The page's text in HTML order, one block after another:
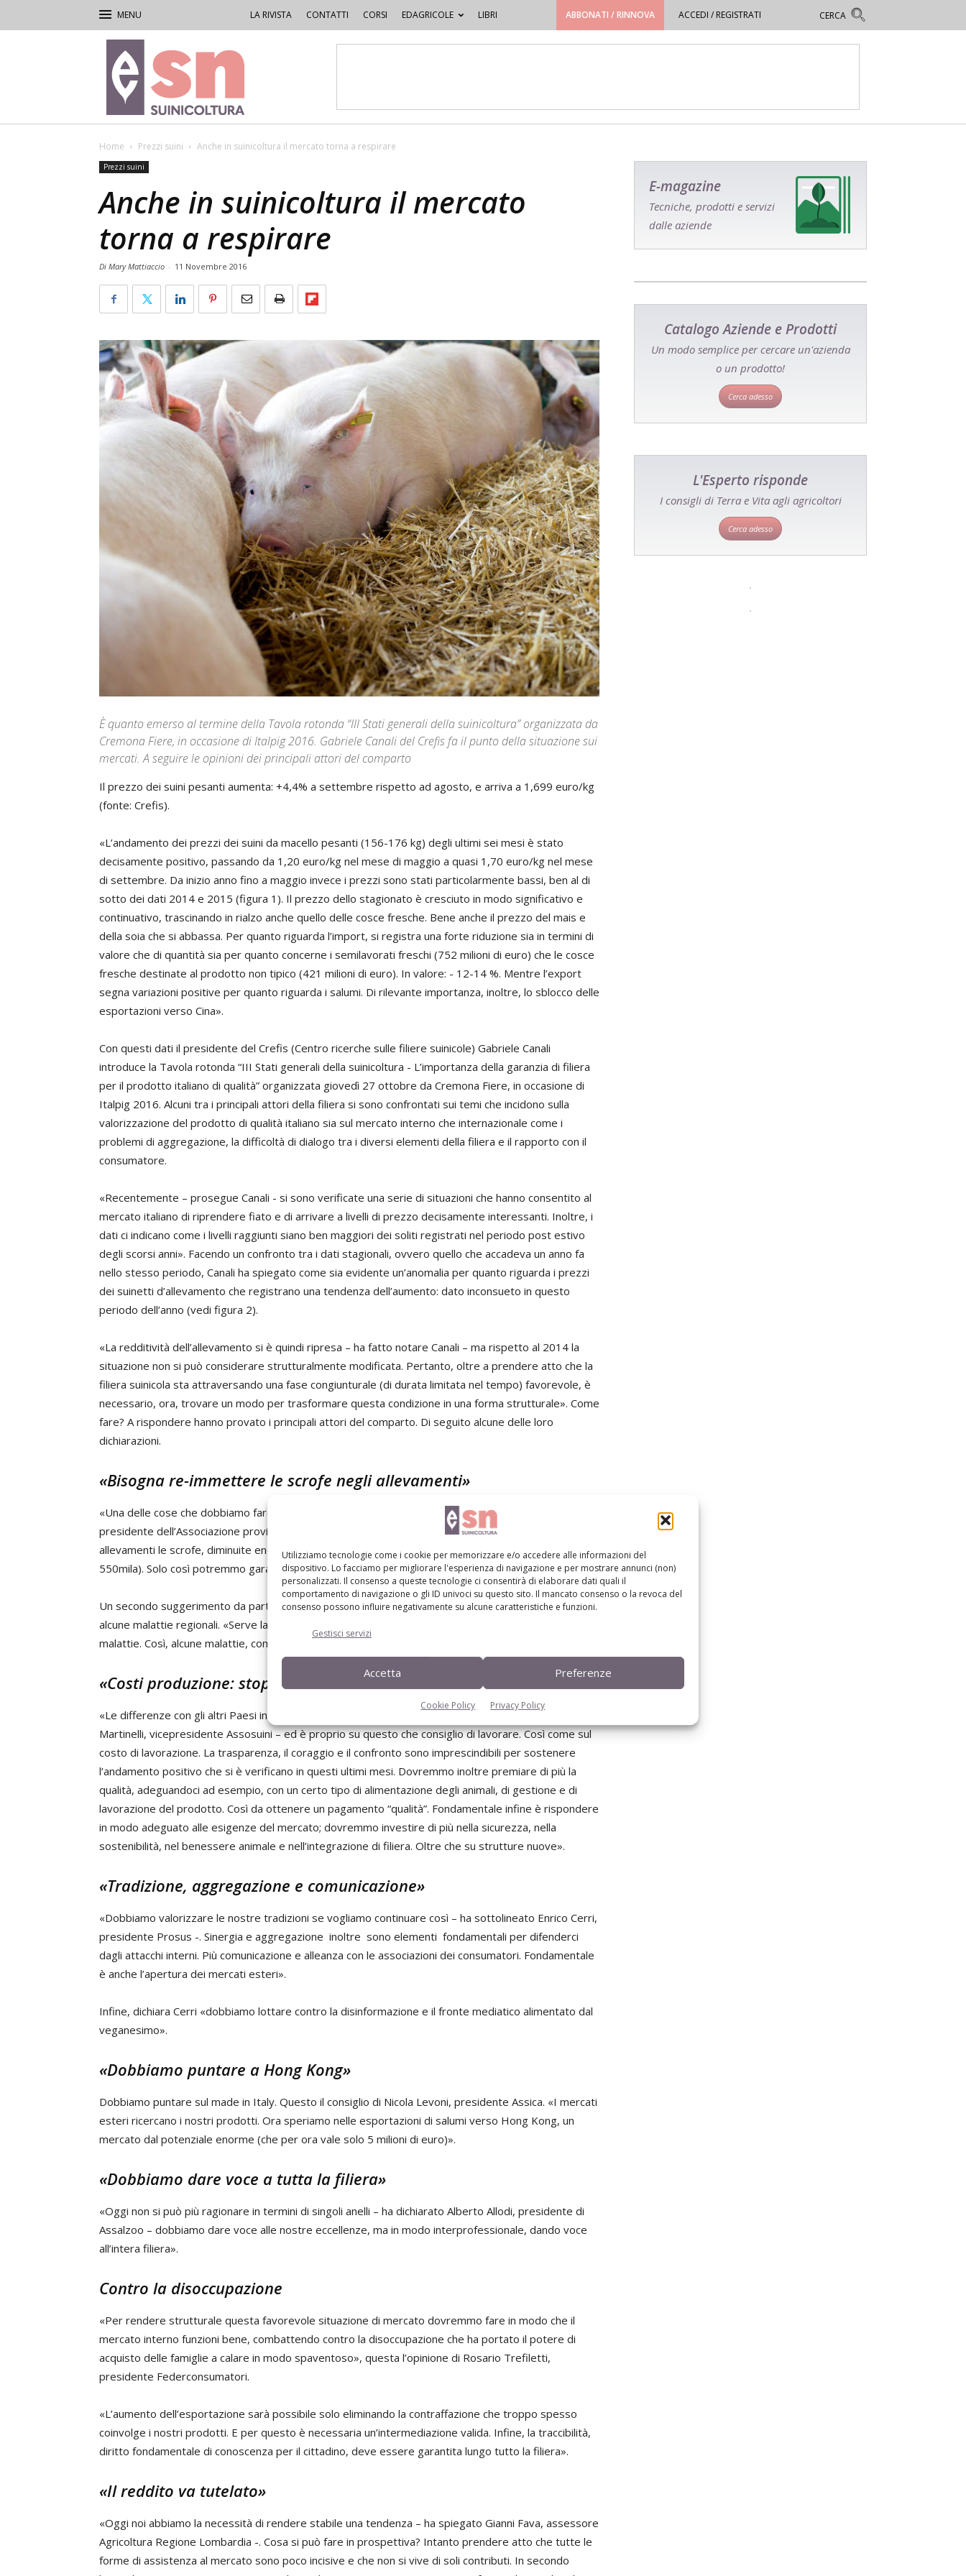
Utilizziamo tecnologie come i cookie per memorizzare e/o accedere alle informazioni del
dispositivo. Lo facciamo per migliorare l'esperienza di navigazione e per mostrare annunci (non)
personalizzati. Il consenso a queste tecnologie ci consentirà di elaborare dati quali il
comportamento di navigazione o gli ID univoci su questo sito. Il mancato consenso o la revoca del
consenso possono influire negativamente su alcune caratteristiche e funzioni.
Gestisci servizi
Accetta Preferenze
Cookie Policy Privacy Policy
LA RIVISTA CONTATTI CORSI EDAGRICOLE LIBRI ABBONATI / RINNOVA ACCEDI / REGISTRATI
Rivista
di
Suinicoltura
Home Prezzi suini Anche in suinicoltura il mercato torna a respirare
Prezzi suini
Anche in suinicoltura il mercato
torna a respirare
Di Mary Mattiaccio - 11 Novembre 2016
È quanto emerso al termine della Tavola rotonda “III Stati generali della suinicoltura” organizzata da
Cremona Fiere, in occasione di Italpig 2016. Gabriele Canali del Crefis fa il punto della situazione sui
mercati. A seguire le opinioni dei principali attori del comparto
Il prezzo dei suini pesanti aumenta: +4,4% a settembre rispetto ad agosto, e arriva a 1,699 euro/kg
(fonte: Crefis).
«L’andamento dei prezzi dei suini da macello pesanti (156-176 kg) degli ultimi sei mesi è stato
decisamente positivo, passando da 1,20 euro/kg nel mese di maggio a quasi 1,70 euro/kg nel mese
di settembre. Da inizio anno fino a maggio invece i prezzi sono stati particolarmente bassi, ben al di
sotto dei dati 2014 e 2015 (figura 1). Il prezzo dello stagionato è cresciuto in modo significativo e
continuativo, trascinando in rialzo anche quello delle cosce fresche. Bene anche il prezzo del mais e
della soia che si abbassa. Per quanto riguarda l’import, si registra una forte riduzione sia in termini di
valore che di quantità sia per quanto concerne i semilavorati freschi (752 milioni di euro) che le cosce
fresche destinate al prodotto non tipico (421 milioni di euro). In valore: - 12-14 %. Mentre l’export
segna variazioni positive per quanto riguarda i salumi. Di rilevante importanza, inoltre, lo sblocco delle
esportazioni verso Cina».
Con questi dati il presidente del Crefis (Centro ricerche sulle filiere suinicole) Gabriele Canali
introduce la Tavola rotonda “III Stati generali della suinicoltura - L’importanza della garanzia di filiera
per il prodotto italiano di qualità” organizzata giovedì 27 ottobre da Cremona Fiere, in occasione di
Italpig 2016. Alcuni tra i principali attori della filiera si sono confrontati sui temi che incidono sulla
valorizzazione del prodotto di qualità italiano sia sul mercato interno che internazionale come i
problemi di aggregazione, la difficoltà di dialogo tra i diversi elementi della filiera e il rapporto con il
consumatore.
«Recentemente – prosegue Canali - si sono verificate una serie di situazioni che hanno consentito al
mercato italiano di riprendere fiato e di arrivare a livelli di prezzo decisamente interessanti. Inoltre, i
dati ci indicano come i livelli raggiunti siano ben maggiori dei soliti registrati nel periodo post estivo
degli scorsi anni». Facendo un confronto tra i dati stagionali, ovvero quello che accadeva un anno fa
nello stesso periodo, Canali ha spiegato come sia evidente un’anomalia per quanto riguarda i prezzi
dei suinetti d’allevamento che registrano una tendenza dell’aumento: dato inconsueto in questo
periodo dell’anno (vedi figura 2).
«La redditività dell’allevamento si è quindi ripresa – ha fatto notare Canali – ma rispetto al 2014 la
situazione non si può considerare strutturalmente modificata. Pertanto, oltre a prendere atto che la
filiera suinicola sta attraversando una fase congiunturale (di durata limitata nel tempo) favorevole, è
necessario, ora, trovare un modo per trasformare questa condizione in una forma strutturale». Come
fare? A rispondere hanno provato i principali attori del comparto. Di seguito alcune delle loro
dichiarazioni.
«Bisogna re-immettere le scrofe negli allevamenti»
«Una delle cose che dobbiamo fare per rendere i dati strutturali – ha dichiarato Riccardo Crotti,
presidente dell’Associazione provinciale allevatori di Cremona - è re-immettere dentro i nostri
allevamenti le scrofe, diminuite enormemente rispetto a qualche anno fa (da circa 1 milione a
550mila). Solo così potremmo garantire la filiera dop e non saremo costretti a importare».
Un secondo suggerimento da parte di Crotti è ottenere un accreditamento sanitario nei confronti di
alcune malattie regionali. «Serve la regionalizzazione degli accreditamenti nei confronti di alcune
malattie. Così, alcune malattie, come quella vescicolare, verranno declassate dalla lista dell’Oie».
«Costi produzione: stop differenze con altri Paesi»
«Le differenze con gli altri Paesi in termini di costi di produzione sono notevoli – ha affermato Elio
Martinelli, vicepresidente Assosuini – ed è proprio su questo che consiglio di lavorare. Così come sul
costo di lavorazione. La trasparenza, il coraggio e il confronto sono imprescindibili per sostenere
l’andamento positivo che si è verificano in questi ultimi mesi. Dovremmo inoltre premiare di più la
qualità, adeguandoci ad esempio, con un certo tipo di alimentazione degli animali, di gestione e di
lavorazione del prodotto. Così da ottenere un pagamento “qualità”. Fondamentale infine è rispondere
in modo adeguato alle esigenze del mercato; dovremmo investire di più nella sicurezza, nella
sostenibilità, nel benessere animale e nell’integrazione di filiera. Oltre che su strutture nuove».
«Tradizione, aggregazione e comunicazione»
«Dobbiamo valorizzare le nostre tradizioni se vogliamo continuare così – ha sottolineato Enrico Cerri,
presidente Prosus -. Sinergia e aggregazione inoltre sono elementi fondamentali per difenderci
dagli attacchi interni. Più comunicazione e alleanza con le associazioni dei consumatori. Fondamentale
è anche l’apertura dei mercati esteri».
Infine, dichiara Cerri «dobbiamo lottare contro la disinformazione e il fronte mediatico alimentato dal
veganesimo».
«Dobbiamo puntare a Hong Kong»
Dobbiamo puntare sul made in Italy. Questo il consiglio di Nicola Levoni, presidente Assica. «I mercati
esteri ricercano i nostri prodotti. Ora speriamo nelle esportazioni di salumi verso Hong Kong, un
mercato dal potenziale enorme (che per ora vale solo 5 milioni di euro)».
«Dobbiamo dare voce a tutta la filiera»
«Oggi non si può più ragionare in termini di singoli anelli – ha dichiarato Alberto Allodi, presidente di
Assalzoo – dobbiamo dare voce alle nostre eccellenze, ma in modo interprofessionale, dando voce
all’intera filiera».
Contro la disoccupazione
«Per rendere strutturale questa favorevole situazione di mercato dovremmo fare in modo che il
mercato interno funzioni bene, combattendo contro la disoccupazione che ha portato il potere di
acquisto delle famiglie a calare in modo spaventoso», questa l’opinione di Rosario Trefiletti,
presidente Federconsumatori.
«L’aumento dell’esportazione sarà possibile solo eliminando la contraffazione che troppo spesso
coinvolge i nostri prodotti. E per questo è necessaria un’intermediazione valida. Infine, la traccibilità,
diritto fondamentale di conoscenza per il cittadino, deve essere garantita lungo tutto la filiera».
«Il reddito va tutelato»
«Oggi noi abbiamo la necessità di rendere stabile una tendenza – ha spiegato Gianni Fava, assessore
Agricoltura Regione Lombardia -. Cosa si può fare in prospettiva? Intanto prendere atto che tutte le
forme di assistenza al mercato sono poco incisive e che non si vive di soli contributi. In secondo
E-magazine
Tecniche, prodotti e servizi
dalle aziende
Catalogo Aziende e Prodotti
Un modo semplice per cercare un'azienda
o un prodotto!
Cerca adesso
L'Esperto risponde
I consigli di Terra e Vita agli agricoltori
Cerca adesso